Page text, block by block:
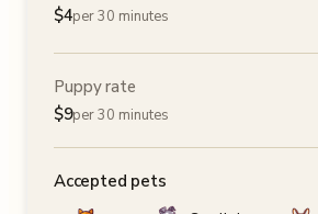
$4per 30 minutes
Puppy rate
$9per 30 minutes
Accepted pets